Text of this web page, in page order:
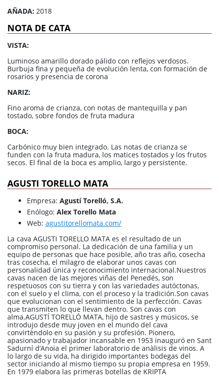
AÑADA: 2018
NOTA DE CATA
VISTA:
Luminoso amarillo dorado pálido con reflejos verdosos.
Burbuja fina y pequeña de evolución lenta, con formación de
rosarios y presencia de corona
NARIZ:
Fino aroma de crianza, con notas de mantequilla y pan
tostado, sobre fondos de fruta madura
BOCA:
Carbónico muy bien integrado. Las notas de crianza se
funden con la fruta madura, los matices tostados y los frutos
secos. El final de la boca es amplio, largo y persistente.
AGUSTI TORELLO MATA
Empresa: Agustí Torelló, S.A.
Enólogo: Alex Torello Mata
Web: agustitorellomata.com/
La cava AGUSTI TORELLO MATA es el resultado de un
compromiso personal. La dedicación de una familia y un
equipo de personas que hace posible, año tras año, cosecha
tras cosecha, el milagro de elaborar unos cavas con
personalidad única y reconocimiento internacional.Nuestros
cavas nacen de las mejores viñas del Penedés, son
respetuosos con su tierra y con las variedades autóctonas,
con el suelo y el clima, con el proceso y la tradición.Son cavas
que evolucionan con el sentimiento de la perfección. Cavas
que transmiten lo que llevan dentro. Son cavas con
alma.AGUSTÍ TORELLÓ MATA, hijo de sastres y músicos, se
introdujo desde muy joven en el mundo del cava
convirtèndolo en su pasión y su profesión. Pionero,
apasionado y trabajador incansable en 1953 inauguró en Sant
Sadurní d’Anoia el primer laboratorio de anàlisis de vinos. A
lo largo de su vida, ha dirigido importantes bodegas del
sector iniciando al mismo tiempo su propia empresa en 1959.
En 1979 elabora las primeras botellas de KRIPTA